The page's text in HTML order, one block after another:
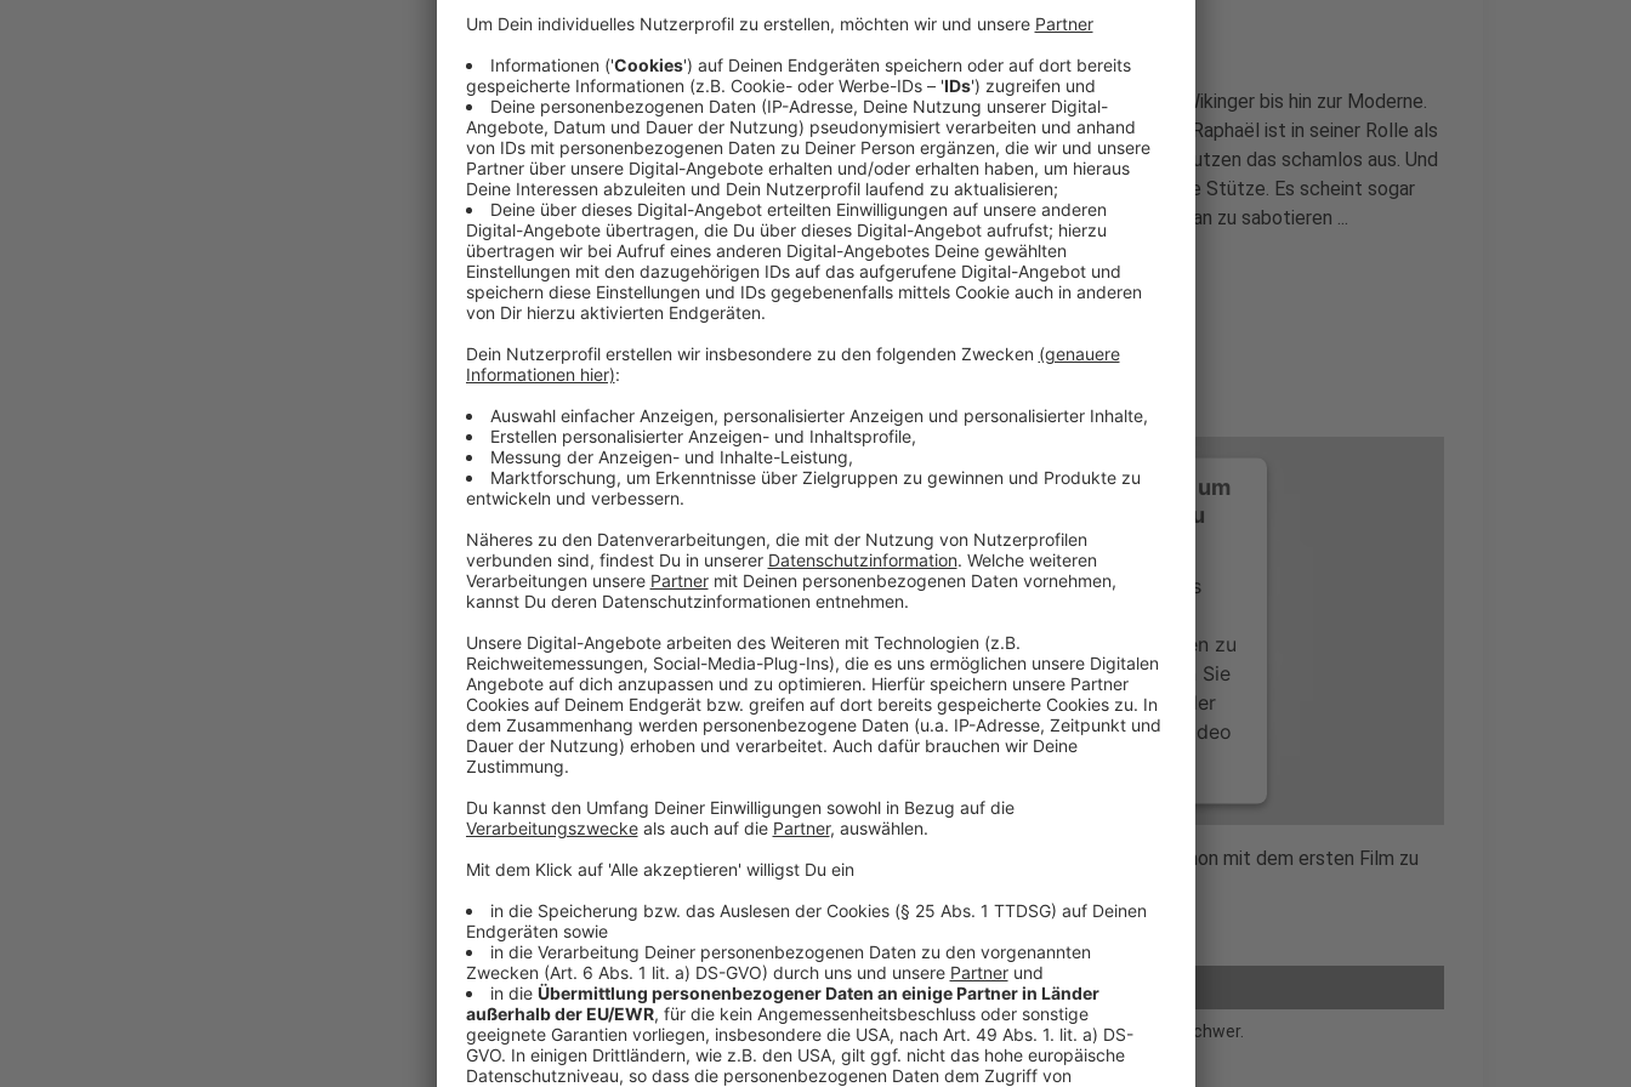
Anzeige
Und damit begibt sich der Jungregisseur auf eine Reise über die Wikinger bis hin zur Moderne.
Doch die Dreharbeiten entwickeln sich schnell zum puren Fiasko. Raphaël ist in seiner Rolle als
Regisseur sehr unsicher, die Schauspielerinnen und Schauspieler nutzen das schamlos aus. Und
auch der Rest des Teams ist dem Jungregisseur nicht gerade eine Stütze. Es scheint sogar
jemanden im Team zu geben, der versucht, den Film von Tag Eins an zu sabotieren ...
Streaming-Dienst: Netflix
Anzeige
Wir benötigen Ihre Zustimmung, um
den YouTube Video-Service zu
laden!
Wir verwenden einen Service eines
Drittanbieters, um Videoinhalte
einzubetten. Dieser Service kann Daten zu
Ihren Aktivitäten sammeln. Bitte lesen Sie
die Details durch und stimmen Sie der
Nutzung des Service zu, um dieses Video
anzusehen.
Mehr Informationen
powered byUsercentrics Consent Management
Raphaëls Traum von der großen Karriere als Regisseur scheint schon mit dem ersten Film zu
zerplatzen. Kann er das Projekt noch retten?
©Copyright: Netflix
Am Set hat jede eine andere Meinung und der Jungregisseur hat es schwer.